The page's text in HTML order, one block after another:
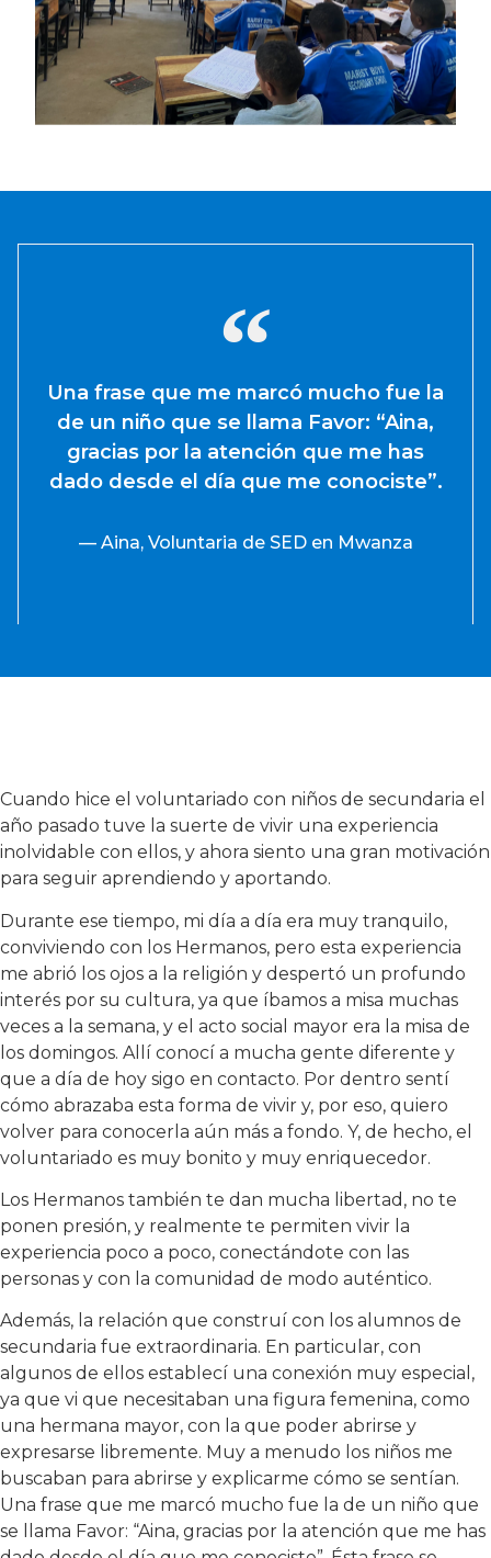
Una frase que me marcó mucho fue la
de un niño que se llama Favor: “Aina,
gracias por la atención que me has
dado desde el día que me conociste”.
— Aina, Voluntaria de SED en Mwanza
Cuando hice el voluntariado con niños de secundaria el
año pasado tuve la suerte de vivir una experiencia
inolvidable con ellos, y ahora siento una gran motivación
para seguir aprendiendo y aportando.
Durante ese tiempo, mi día a día era muy tranquilo,
conviviendo con los Hermanos, pero esta experiencia
me abrió los ojos a la religión y despertó un profundo
interés por su cultura, ya que íbamos a misa muchas
veces a la semana, y el acto social mayor era la misa de
los domingos. Allí conocí a mucha gente diferente y
que a día de hoy sigo en contacto. Por dentro sentí
cómo abrazaba esta forma de vivir y, por eso, quiero
volver para conocerla aún más a fondo. Y, de hecho, el
voluntariado es muy bonito y muy enriquecedor.
Los Hermanos también te dan mucha libertad, no te
ponen presión, y realmente te permiten vivir la
experiencia poco a poco, conectándote con las
personas y con la comunidad de modo auténtico.
Además, la relación que construí con los alumnos de
secundaria fue extraordinaria. En particular, con
algunos de ellos establecí una conexión muy especial,
ya que vi que necesitaban una figura femenina, como
una hermana mayor, con la que poder abrirse y
expresarse libremente. Muy a menudo los niños me
buscaban para abrirse y explicarme cómo se sentían.
Una frase que me marcó mucho fue la de un niño que
se llama Favor: “Aina, gracias por la atención que me has